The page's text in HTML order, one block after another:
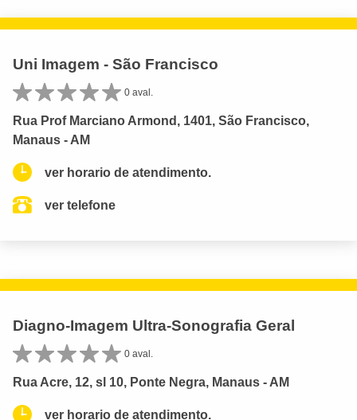
Uni Imagem - São Francisco
0 aval.
Rua Prof Marciano Armond, 1401, São Francisco,
Manaus - AM
ver horario de atendimento.
ver telefone
Diagno-Imagem Ultra-Sonografia Geral
0 aval.
Rua Acre, 12, sl 10, Ponte Negra, Manaus - AM
ver horario de atendimento.